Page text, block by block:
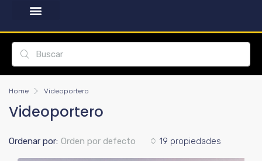
Home Videoportero
Videoportero
19 propiedades
Ordenar por: Orden por defecto